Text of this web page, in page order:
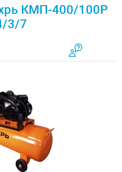
КМП-400/100P
3/7